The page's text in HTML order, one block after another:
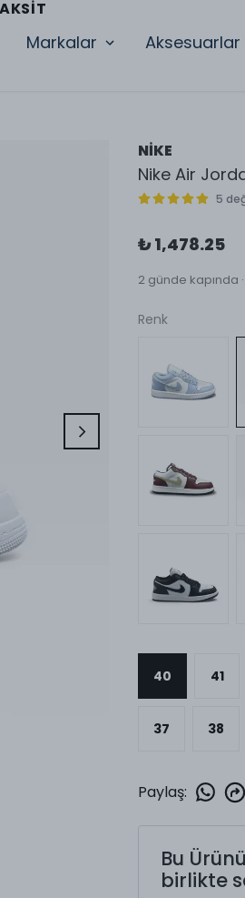
Markalar Aksesuarlar
NİKE
Nike Air
5
₺ 1,478.25
2 günde kapında
Renk
40 41
37 38
Paylaş:
Bu
birlikte